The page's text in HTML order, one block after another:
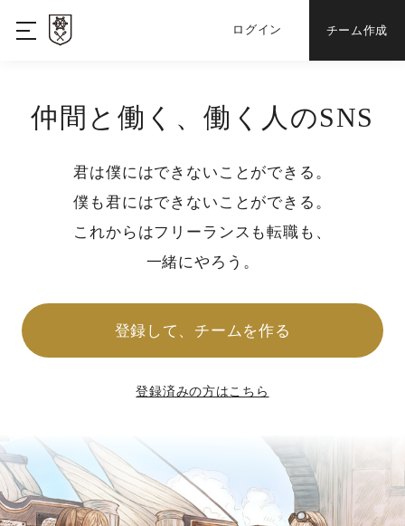
ログイン チーム作成
仲間と働く、働く人のSNS
君は僕にはできないことができる。
僕も君にはできないことができる。
これからはフリーランスも転職も、
一緒にやろう。
登録して、チームを作る
登録済みの方はこちら